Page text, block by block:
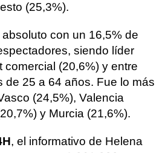
(25,3%).
absoluto con un 16,5% de
siendo líder
comercial (20,6%) y entre
de 25 a 64 años. Fue lo más
(24,5%), Valencia
y Murcia (21,6%).
, el informativo de Helena